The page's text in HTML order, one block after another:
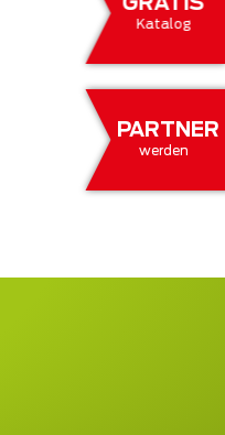
GRATIS
Katalog
PARTNER
werden